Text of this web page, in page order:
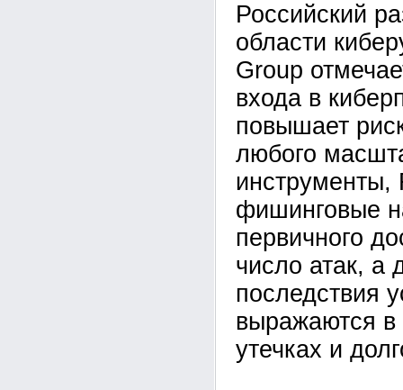
Российский
области
Group
входа в
повышает
любого
фишинговые
первичного
число атак, а
последствия
выражаются в
утечках и